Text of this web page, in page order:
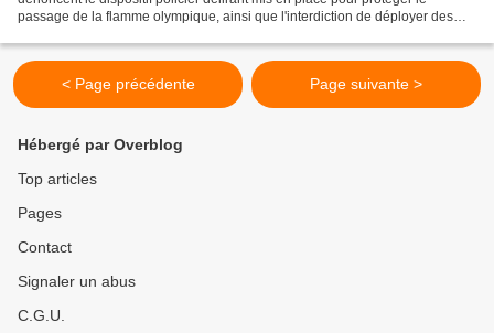
passage de la flamme olympique, ainsi que l'interdiction de déployer des
< Page précédente Page suivante >
Hébergé par Overblog
Top articles
Pages
Contact
Signaler un abus
C.G.U.